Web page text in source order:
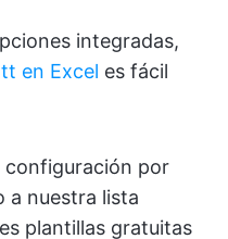
integradas,
en Excel es fácil
configuración por
a nuestra lista
plantillas gratuitas